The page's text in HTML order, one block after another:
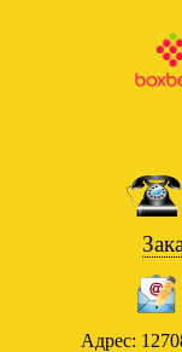
Адрес: